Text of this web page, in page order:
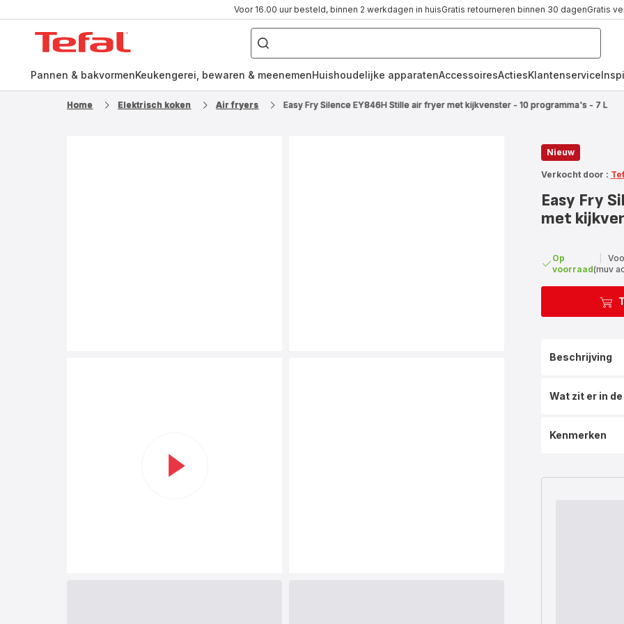
Voor 16.00 uur besteld, binnen 2 werkdagen in huisGratis retourneren binnen 30 dagenGratis
Waar
ben
naar
Pannen & bakvormenKeukengerei, bewaren & meenemenHuishoudelijke apparatenAccessoiresActiesKlantenservice
Home Elektrisch koken Air fryers Easy Fry Silence EY846H Stille air fryer met kijkvenster - 10 programma's - 7 L
Start
Nieuw
Verkocht door :
Easy Fry
met
Op
voorraad(muv
Beschrijving
Wat zit er in
Kenmerken